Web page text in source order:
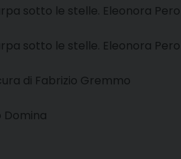
sotto le stelle. Eleonora
sotto le stelle. Eleonora
di Fabrizio Gremmo
Domina